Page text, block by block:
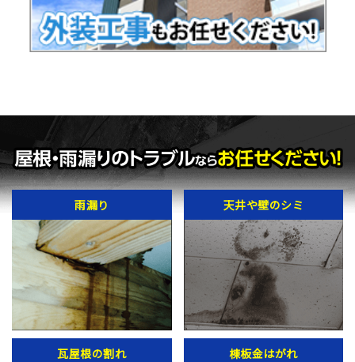
雨漏り 天井や壁のシミ
瓦屋根の割れ 棟板金はがれ